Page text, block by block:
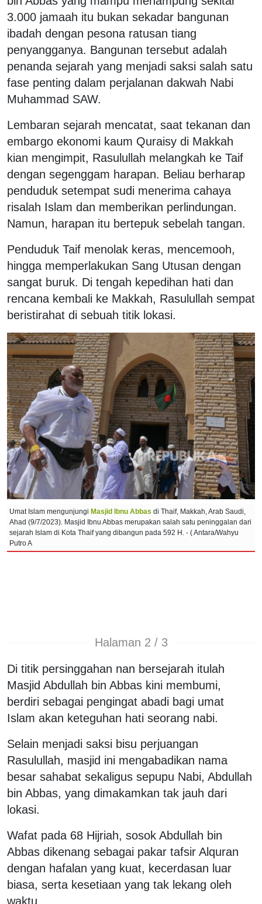
3.000 jamaah itu bukan sekadar bangunan
ibadah dengan pesona ratusan tiang
penyangganya. Bangunan tersebut adalah
penanda sejarah yang menjadi saksi salah satu
fase penting dalam perjalanan dakwah Nabi
Muhammad SAW.
Lembaran sejarah mencatat, saat tekanan dan
embargo ekonomi kaum Quraisy di Makkah
kian mengimpit, Rasulullah melangkah ke Taif
dengan segenggam harapan. Beliau berharap
penduduk setempat sudi menerima cahaya
risalah Islam dan memberikan perlindungan.
Namun, harapan itu bertepuk sebelah tangan.
Penduduk Taif menolak keras, mencemooh,
hingga memperlakukan Sang Utusan dengan
sangat buruk. Di tengah kepedihan hati dan
rencana kembali ke Makkah, Rasulullah sempat
beristirahat di sebuah titik lokasi.
Umat Islam mengunjungi Masjid Ibnu Abbas di Thaif, Makkah, Arab Saudi,
Ahad (9/7/2023). Masjid Ibnu Abbas merupakan salah satu peninggalan dari
sejarah Islam di Kota Thaif yang dibangun pada 592 H. - ( Antara/Wahyu
Putro A
Halaman 2 / 3
Di titik persinggahan nan bersejarah itulah
Masjid Abdullah bin Abbas kini membumi,
berdiri sebagai pengingat abadi bagi umat
Islam akan keteguhan hati seorang nabi.
Selain menjadi saksi bisu perjuangan
Rasulullah, masjid ini mengabadikan nama
besar sahabat sekaligus sepupu Nabi, Abdullah
bin Abbas, yang dimakamkan tak jauh dari
lokasi.
Wafat pada 68 Hijriah, sosok Abdullah bin
Abbas dikenang sebagai pakar tafsir Alquran
dengan hafalan yang kuat, kecerdasan luar
biasa, serta kesetiaan yang tak lekang oleh
waktu.